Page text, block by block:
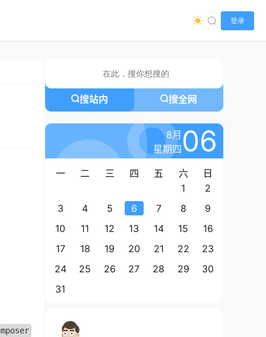
登录
搜站内 搜全网
8月
星期四06
一 二 三 四 五 六
日
1
2
3
4 5 6 7 8
9
10
11 12 13 14 15
16
17
18 19 20 21 22
23
24
25 26 27 28 29
30
31